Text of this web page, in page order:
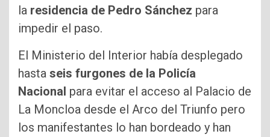
la residencia de Pedro Sánchez para
impedir el paso.
El Ministerio del Interior había desplegado
hasta seis furgones de la Policía
Nacional para evitar el acceso al Palacio de
La Moncloa desde el Arco del Triunfo pero
los manifestantes lo han bordeado y han